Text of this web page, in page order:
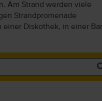
Am Strand werden viele
Strandpromenade
einer Diskothek, in einer Bar